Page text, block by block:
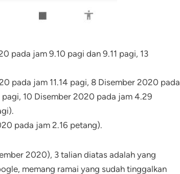
pada jam 9.10 pagi dan 9.11 pagi, 13
pada jam 11.14 pagi, 8 Disember 2020 pada
10 Disember 2020 pada jam 4.29
pada jam 2.16 petang).
2020), 3 talian diatas adalah yang
memang ramai yang sudah tinggalkan